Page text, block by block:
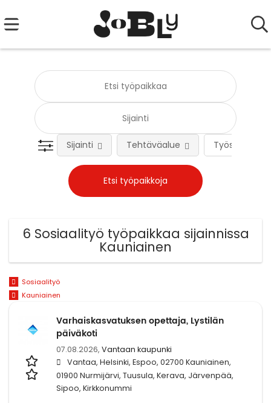
Työsuhteen
Sijainti Tehtäväalue
6 Sosiaalityö työpaikkaa sijainnissa
Kauniainen
Sosiaalityö
Kauniainen
Varhaiskasvatuksen opettaja, Lystilän
päiväkoti
07.08.2026, Vantaan kaupunki
Vantaa, Helsinki, Espoo, 02700 Kauniainen,
01900 Nurmijärvi, Tuusula, Kerava, Järvenpää,
Sipoo, Kirkkonummi